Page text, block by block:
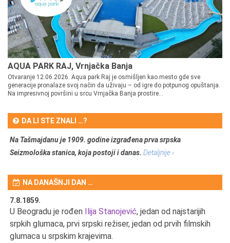
AQUA PARK RAJ, Vrnjačka Banja
Otvaranje 12.06.2026. Aqua park Raj je osmišljen kao mesto gde sve
generacije pronalaze svoj način da uživaju – od igre do potpunog opuštanja.
Na impresivnoj površini u srcu Vrnjačka Banja prostire...
DA LI STE ZNALI …?
Na Tašmajdanu je 1909. godine izgrađena prva srpska
Seizmološka stanica, koja postoji i danas. Detaljnije ›
NA DANAŠNJI DAN …
7.8.1859.
U Beogradu je rođen Ilija Stanojević, jedan od najstarijih
srpkih glumaca, prvi srpski režiser, jedan od prvih filmskih
glumaca u srpskim krajevima.